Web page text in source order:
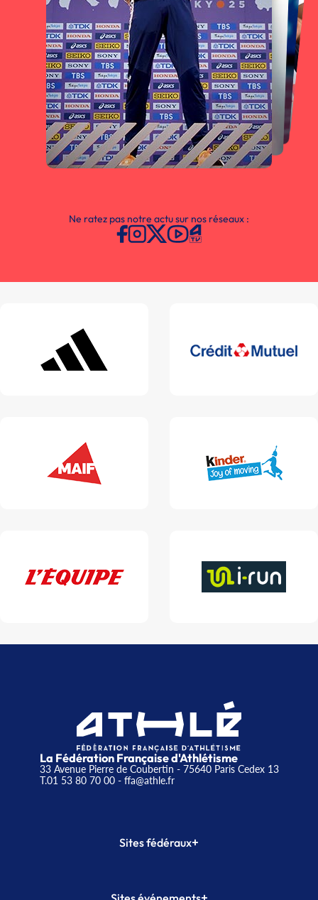
Ne ratez pas notre actu sur nos réseaux :
La Fédération Française d'Athlétisme
33 Avenue Pierre de Coubertin - 75640 Paris Cedex 13
T.01 53 80 70 00- ffa@athle.fr
Sites fédéraux+